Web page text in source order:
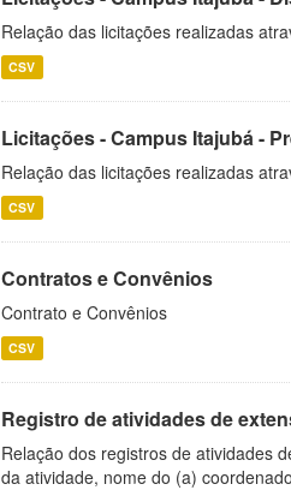
Relação das licitações realizadas
CSV
Licitações - Campus Itajubá -
Relação das licitações realizadas
CSV
Contratos e Convênios
Contrato e Convênios
CSV
Registro de atividades de
Relação dos registros de atividades
da atividade, nome do (a)